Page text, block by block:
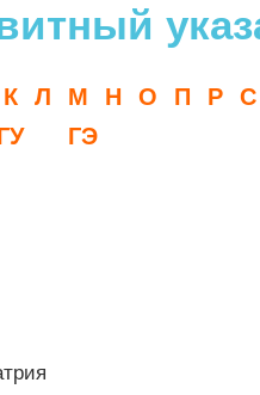
К Л М Н О П Р С
ГЭ